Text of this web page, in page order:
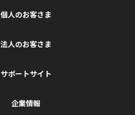
個人のお客さま
法人のお客さま
サポートサイト
企業情報